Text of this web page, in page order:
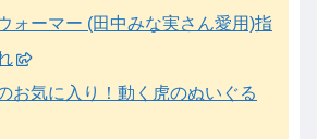
ォーマー (田中みな実さん愛用)指
お気に入り！動く虎のぬいぐる